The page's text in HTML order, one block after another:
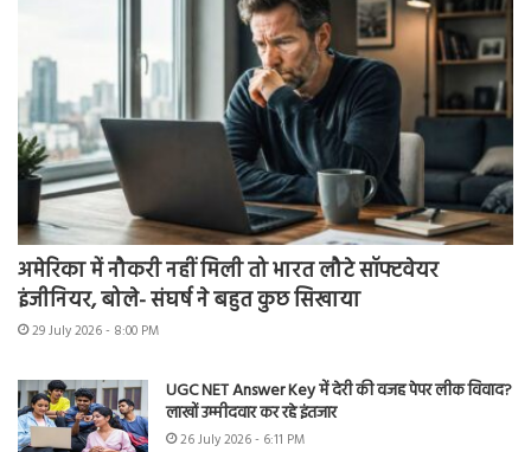
अमेरिका में नौकरी नहीं मिली तो भारत लौटे सॉफ्टवेयर
इंजीनियर, बोले- संघर्ष ने बहुत कुछ सिखाया
29 July 2026 - 8:00 PM
UGC NET Answer Key में देरी की वजह पेपर लीक विवाद?
लाखों उम्मीदवार कर रहे इंतजार
26 July 2026 - 6:11 PM